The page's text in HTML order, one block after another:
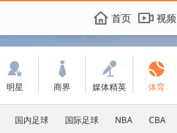
E 首页  视频
w
明星
+
商界
-
媒体精英
V
体育
国内足球 国际足球 NBA
CBA